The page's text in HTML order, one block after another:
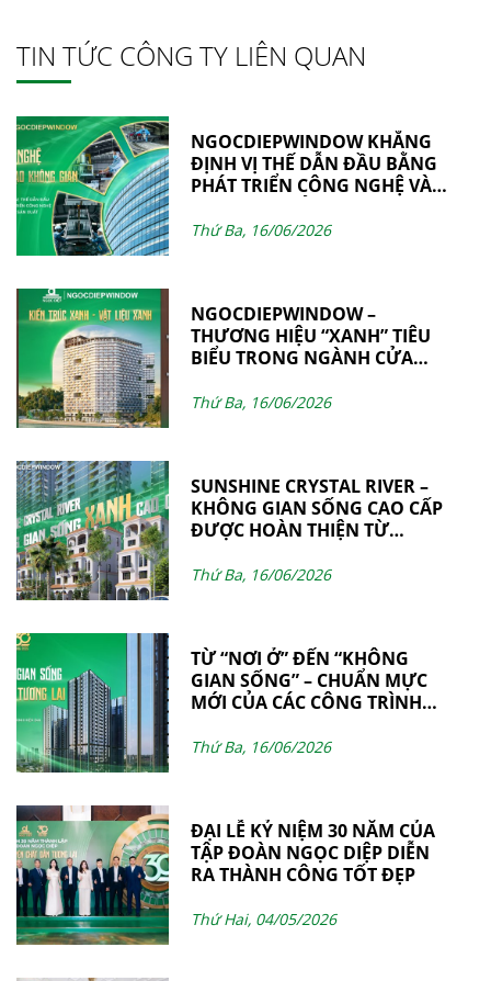
TIN TỨC CÔNG TY LIÊN QUAN
NGOCDIEPWINDOW KHẲNG
ĐỊNH VỊ THẾ DẪN ĐẦU BẰNG
PHÁT TRIỂN CÔNG NGHỆ VÀ
Thứ Ba, 16/06/2026
NGOCDIEPWINDOW –
THƯƠNG HIỆU “XANH” TIÊU
BIỂU TRONG NGÀNH CỬA
Thứ Ba, 16/06/2026
SUNSHINE CRYSTAL RIVER –
KHÔNG GIAN SỐNG CAO CẤP
ĐƯỢC HOÀN THIỆN TỪ
BỞI NGOCDIEPWINDOW
Thứ Ba, 16/06/2026
TỪ “NƠI Ở” ĐẾN “KHÔNG
GIAN SỐNG” – CHUẨN MỰC
MỚI CỦA CÁC CÔNG TRÌNH
Thứ Ba, 16/06/2026
ĐẠI LỄ KỶ NIỆM 30 NĂM CỦA
TẬP ĐOÀN NGỌC DIỆP DIỄN
RA THÀNH CÔNG TỐT ĐẸP
Thứ Hai, 04/05/2026